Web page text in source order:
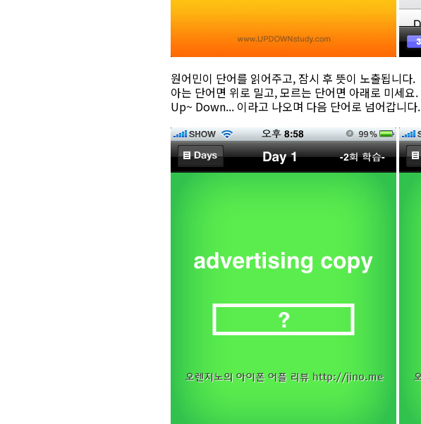
원어민이 단어를 읽어주고, 잠시 후 뜻이 노출됩니다.
아는 단어면 위로 밀고, 모르는 단어면 아래로 미세요.
Up~ Down... 이라고 나오며 다음 단어로 넘어갑니다.